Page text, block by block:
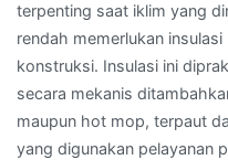
terpenting saat iklim yang
rendah memerlukan
konstruksi. Insulasi ini
secara mekanis
maupun hot mop, terpaut
yang digunakan pelayanan